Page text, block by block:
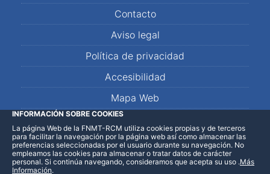
Contacto
Aviso legal
Política de privacidad
Accesibilidad
Mapa Web
LinkedInFacebookWhatsApp
INFORMACIÓN SOBRE COOKIES
La página Web de la FNMT-RCM utiliza cookies propias y de terceros
para facilitar la navegación por la página web así como almacenar las
preferencias seleccionadas por el usuario durante su navegación. No
empleamos las cookies para almacenar o tratar datos de carácter
personal. Si continúa navegando, consideramos que acepta su uso .Más
Información.